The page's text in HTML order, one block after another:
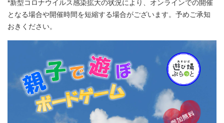
*新型コロナウイルス感染拡大の状況により、オンラインでの開催
となる場合や開催時間を短縮する場合がございます。予めご承知
おきください。